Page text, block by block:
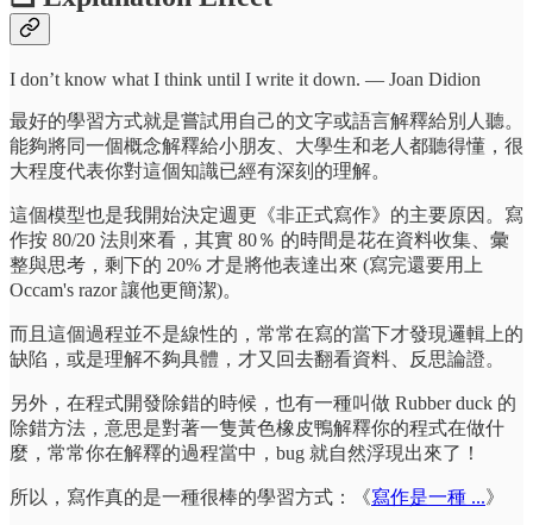
I don’t know what I think until I write it down. ― Joan Didion
最好的學習方式就是嘗試用自己的文字或語言解釋給別人聽。
能夠將同一個概念解釋給小朋友、大學生和老人都聽得懂，很
大程度代表你對這個知識已經有深刻的理解。
這個模型也是我開始決定週更《非正式寫作》的主要原因。寫
作按 80/20 法則來看，其實 80％ 的時間是花在資料收集、彙
整與思考，剩下的 20% 才是將他表達出來 (寫完還要用上
Occam's razor 讓他更簡潔)。
而且這個過程並不是線性的，常常在寫的當下才發現邏輯上的
缺陷，或是理解不夠具體，才又回去翻看資料、反思論證。
另外，在程式開發除錯的時候，也有一種叫做 Rubber duck 的
除錯方法，意思是對著一隻黃色橡皮鴨解釋你的程式在做什
麼，常常你在解釋的過程當中，bug 就自然浮現出來了！
所以，寫作真的是一種很棒的學習方式：《寫作是一種 ...》